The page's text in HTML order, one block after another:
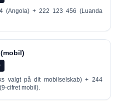
(Angola) + 222 123 456 (Luanda
valgt på dit mobilselskab) + 244
cifret mobil).